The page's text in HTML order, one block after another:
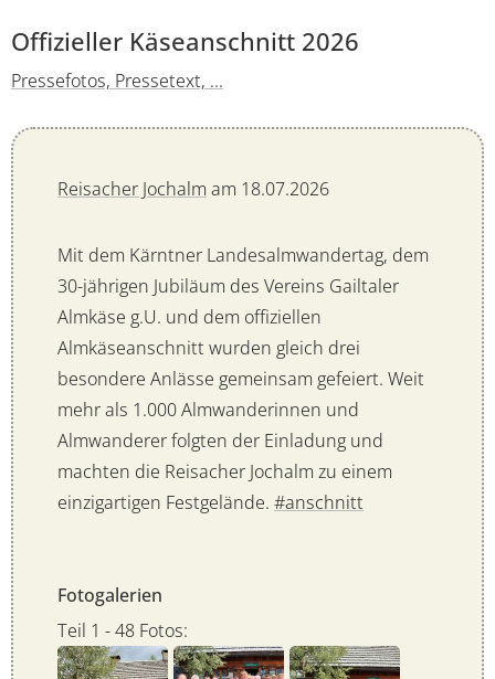
Offizieller Käseanschnitt 2026
Pressefotos, Pressetext, ...
Reisacher Jochalm am 18.07.2026
Mit dem Kärntner Landesalmwandertag, dem
30-jährigen Jubiläum des Vereins Gailtaler
Almkäse g.U. und dem offiziellen
Almkäseanschnitt wurden gleich drei
besondere Anlässe gemeinsam gefeiert. Weit
mehr als 1.000 Almwanderinnen und
Almwanderer folgten der Einladung und
machten die Reisacher Jochalm zu einem
einzigartigen Festgelände. #anschnitt
Fotogalerien
Teil 1 - 48 Fotos: